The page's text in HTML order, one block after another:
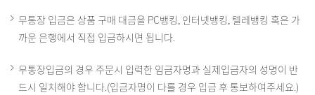
무통장 입금은 상품 구매 대금을 PC뱅킹, 인터넷뱅킹, 텔레뱅킹 혹은 가
까운 은행에서 직접 입금하시면 됩니다.
무통장입금의 경우 주문시 입력한 임금자명과 실제입금자의 성명이 반
드시 일치해야 합니다.(입금자명이 다를 경우 입금 후 통보하여주세요.)